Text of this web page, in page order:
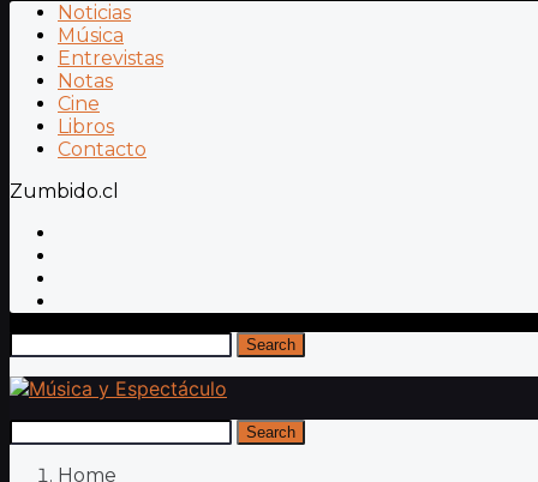
Noticias
Música
Entrevistas
Notas
Cine
Libros
Contacto
Zumbido.cl
Search
Search
Home